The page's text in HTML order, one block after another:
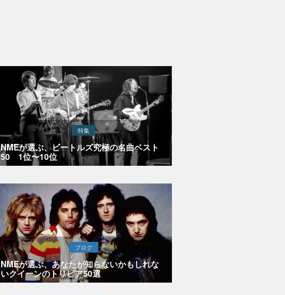
特集
NMEが選ぶ、ビートルズ究極の名曲ベスト
50 1位〜10位
ブログ
NMEが選ぶ、あなたが知らないかもしれな
いクイーンのトリビア50選